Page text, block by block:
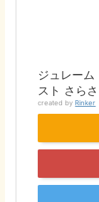
ジュレーム
スト さら
created byRinker